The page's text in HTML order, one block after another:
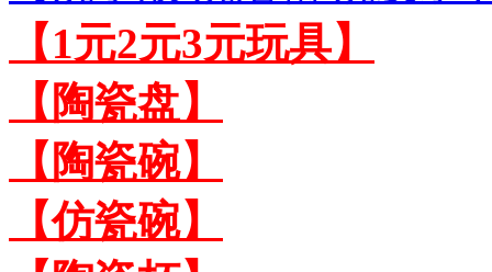
【1元2元3元玩具】
【陶瓷盘】
【陶瓷碗】
【仿瓷碗】